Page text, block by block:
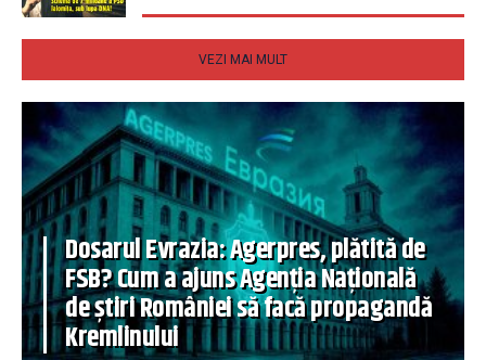
VEZI MAI MULT
Dosarul Evrazia: Agerpres, plătită de
FSB? Cum a ajuns Agenția Națională
de știri României să facă propagandă
Kremlinului